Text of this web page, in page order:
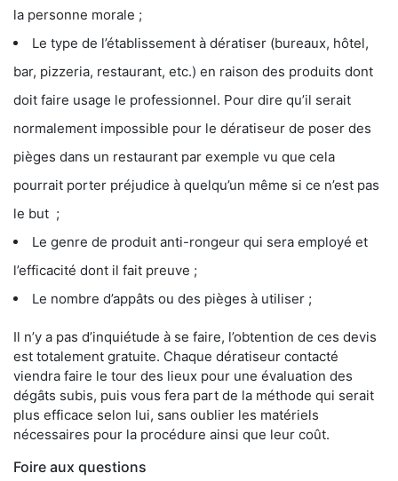
la personne morale ;
Le type de l’établissement à dératiser (bureaux, hôtel,
bar, pizzeria, restaurant, etc.) en raison des produits dont
doit faire usage le professionnel. Pour dire qu’il serait
normalement impossible pour le dératiseur de poser des
pièges dans un restaurant par exemple vu que cela
pourrait porter préjudice à quelqu’un même si ce n’est pas
le but ;
Le genre de produit anti-rongeur qui sera employé et
l’efficacité dont il fait preuve ;
Le nombre d’appâts ou des pièges à utiliser ;
Il n’y a pas d’inquiétude à se faire, l’obtention de ces devis
est totalement gratuite. Chaque dératiseur contacté
viendra faire le tour des lieux pour une évaluation des
dégâts subis, puis vous fera part de la méthode qui serait
plus efficace selon lui, sans oublier les matériels
nécessaires pour la procédure ainsi que leur coût.
Foire aux questions